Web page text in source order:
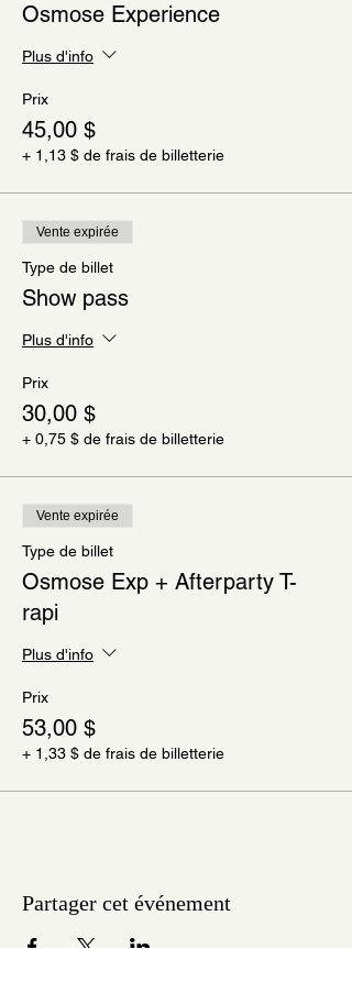
Osmose Experience
Plus d'info
Prix
45,00 $
+ 1,13 $ de frais de billetterie
Vente expirée
Type de billet
Show pass
Plus d'info
Prix
30,00 $
+ 0,75 $ de frais de billetterie
Vente expirée
Type de billet
Osmose Exp + Afterparty T-
rapi
Plus d'info
Prix
53,00 $
+ 1,33 $ de frais de billetterie
Partager cet événement